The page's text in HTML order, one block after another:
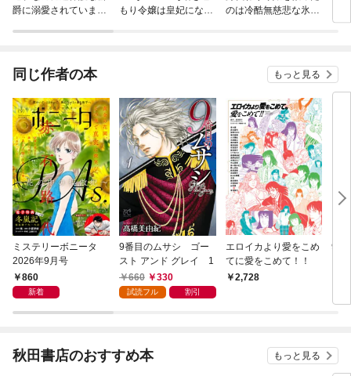
爵に溺愛されています
もり令嬢は皇妃になん
のは冷酷無慈悲な氷の
同じ作者の本 もっと見る
ミステリーボニータ
2026年9月号
860
新着
9番目のムサシ ゴー
スト アンド グレイ 1
660
330
試読フル 割引
エロイカより愛をこめ
てに愛をこめて！！
2,728
9番
秋田書店のおすすめ本 もっと見る